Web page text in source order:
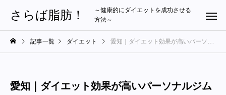
さらば脂肪！
～健康的にダイエットを成功させる
方法～
記事一覧 ダイエット 愛知｜ダイエット効果が高いパーソナルジムTop3！
愛知｜ダイエット効果が高いパーソナルジム